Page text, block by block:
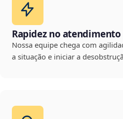
Rapidez no atendimento
Nossa equipe chega com
a situação e iniciar a